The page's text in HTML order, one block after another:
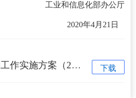
工业和信息化部办公厅
2020年4月21日
产业人才需求预测工作实施方案（2020-2022年）.pdf
下载